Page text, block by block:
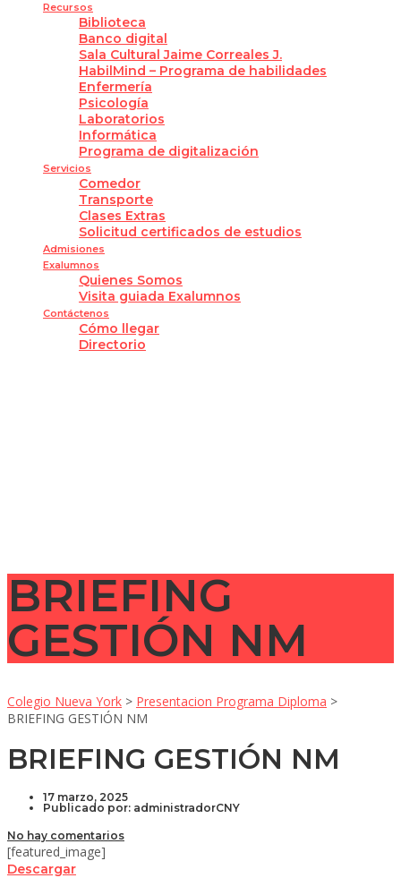
Recursos
Biblioteca
Banco digital
Sala Cultural Jaime Correales J.
HabilMind – Programa de habilidades
Enfermería
Psicología
Laboratorios
Informática
Programa de digitalización
Servicios
Comedor
Transporte
Clases Extras
Solicitud certificados de estudios
Admisiones
Exalumnos
Quienes Somos
Visita guiada Exalumnos
Contáctenos
Cómo llegar
Directorio
BRIEFING
GESTIÓN NM
Colegio Nueva York > Presentacion Programa Diploma >
BRIEFING GESTIÓN NM
BRIEFING GESTIÓN NM
17 marzo, 2025
Publicado por: administradorCNY
No hay comentarios
[featured_image]
Descargar